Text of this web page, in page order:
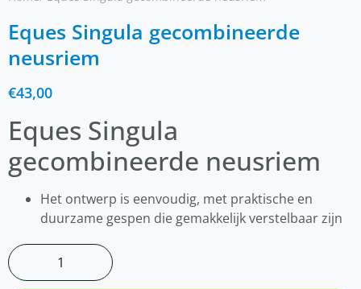
Eques Singula gecombineerde
neusriem
€43,00
Eques Singula
gecombineerde neusriem
Het ontwerp is eenvoudig, met praktische en
duurzame gespen die gemakkelijk verstelbaar zijn